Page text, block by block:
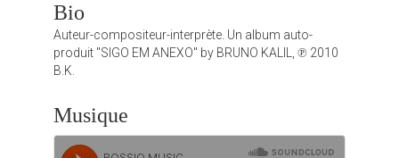
Bio
Auteur-compositeur-interprète. Un album auto-
produit "SIGO EM ANEXO" by BRUNO KALIL, ℗ 2010
B.K.
Musique